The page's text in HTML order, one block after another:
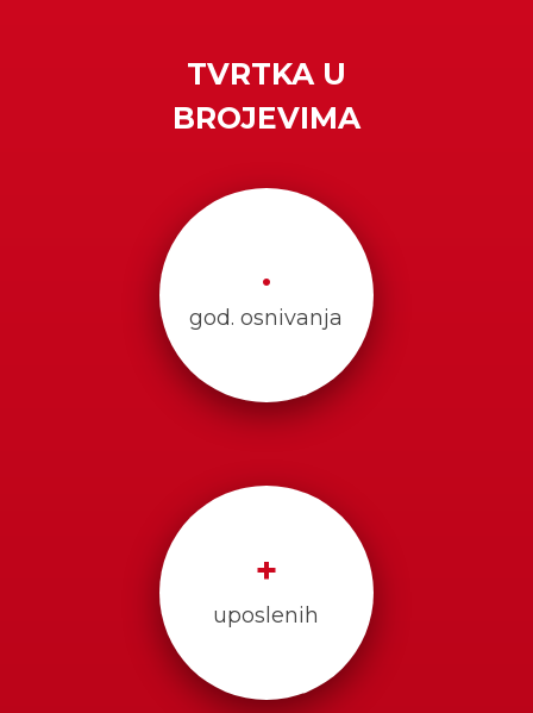
TVRTKA U
BROJEVIMA
.
god. osnivanja
+
uposlenih